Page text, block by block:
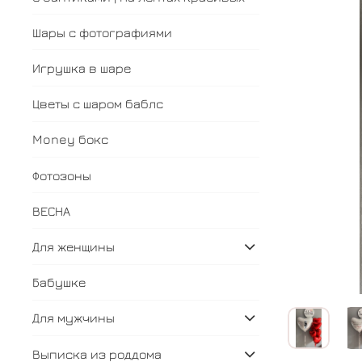
Шары с фотографиями
Игрушка в шаре
Цветы с шаром баблс
Money бокс
Фотозоны
ВЕСНА
Для женщины
Бабушке
Для мужчины
Выписка из роддома